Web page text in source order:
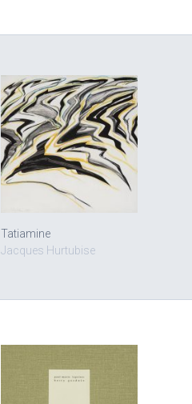
Tatiamine
Jacques Hurtubise